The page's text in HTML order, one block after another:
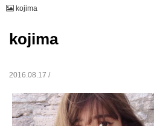
kojima
kojima
2016.08.17 /